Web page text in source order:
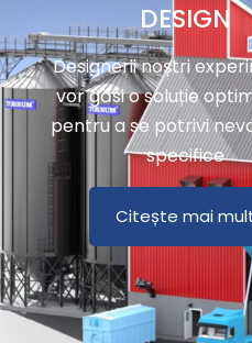
DESIGN
Designerii noștri
vor găsi o soluție
pentru a se potrivi
specifice
Citește mai